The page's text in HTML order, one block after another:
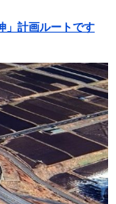
」計画ルートです